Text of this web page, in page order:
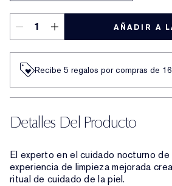
AÑADIR A
Recibe 5 regalos por compras de
Detalles Del Producto
El experto en el cuidado nocturno
experiencia de limpieza mejorada
ritual de cuidado de la piel.